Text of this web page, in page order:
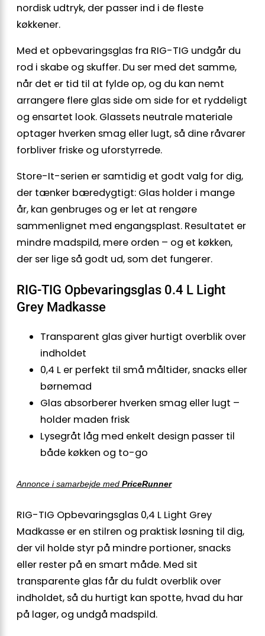
nordisk udtryk, der passer ind i de fleste
køkkener.
Med et opbevaringsglas fra RIG-TIG undgår du
rod i skabe og skuffer. Du ser med det samme,
når det er tid til at fylde op, og du kan nemt
arrangere flere glas side om side for et ryddeligt
og ensartet look. Glassets neutrale materiale
optager hverken smag eller lugt, så dine råvarer
forbliver friske og uforstyrrede.
Store-It-serien er samtidig et godt valg for dig,
der tænker bæredygtigt: Glas holder i mange
år, kan genbruges og er let at rengøre
sammenlignet med engangsplast. Resultatet er
mindre madspild, mere orden – og et køkken,
der ser lige så godt ud, som det fungerer.
RIG-TIG Opbevaringsglas 0.4 L Light
Grey Madkasse
Transparent glas giver hurtigt overblik over
indholdet
0,4 L er perfekt til små måltider, snacks eller
børnemad
Glas absorberer hverken smag eller lugt –
holder maden frisk
Lysegråt låg med enkelt design passer til
både køkken og to-go
Annonce i samarbejde med PriceRunner
RIG-TIG Opbevaringsglas 0,4 L Light Grey
Madkasse er en stilren og praktisk løsning til dig,
der vil holde styr på mindre portioner, snacks
eller rester på en smart måde. Med sit
transparente glas får du fuldt overblik over
indholdet, så du hurtigt kan spotte, hvad du har
på lager, og undgå madspild.